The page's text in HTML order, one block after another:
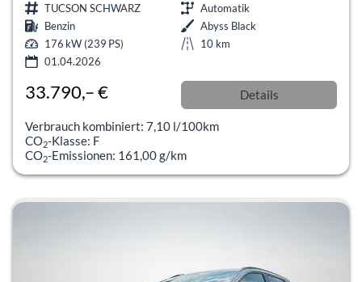
TUCSON SCHWARZ
Automatik
Benzin
Abyss Black
176 kW (239 PS)
10 km
01.04.2026
33.790,– € Details
Verbrauch kombiniert: 7,10 l/100km
CO2-Klasse: F
CO2-Emissionen: 161,00 g/km